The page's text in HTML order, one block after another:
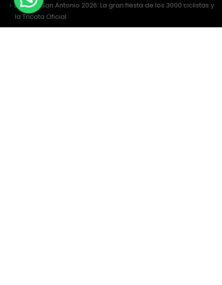
Desafío San Antonio 2026: La gran fiesta de los 3000 ciclistas y
la Tricota Oficial